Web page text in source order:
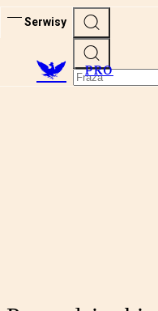
Serwisy
PRO